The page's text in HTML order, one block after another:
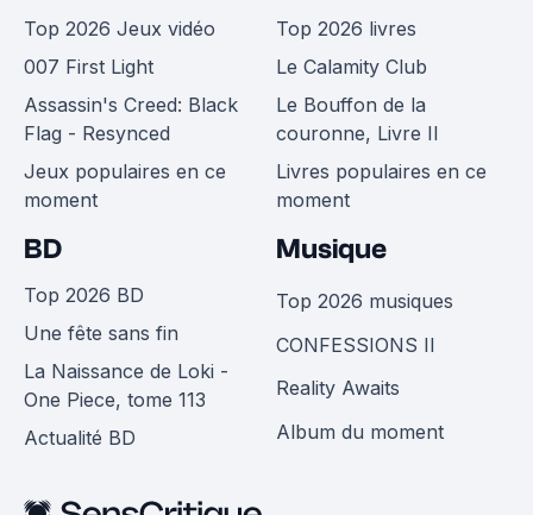
Top 2026 Jeux vidéo
007 First Light
Assassin's Creed: Black
Flag - Resynced
Jeux populaires en ce
moment
Top 2026 livres
Le Calamity Club
Le Bouffon de la
couronne, Livre II
Livres populaires en ce
moment
BD
Top 2026 BD
Une fête sans fin
La Naissance de Loki -
One Piece, tome 113
Actualité BD
Musique
Top 2026 musiques
CONFESSIONS II
Reality Awaits
Album du moment